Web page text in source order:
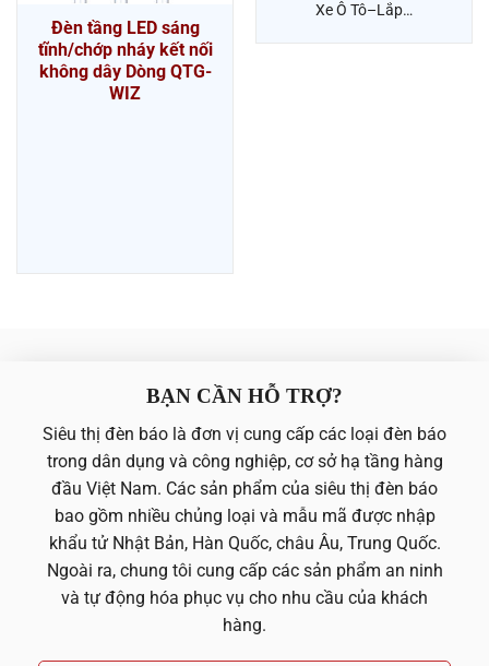
Đèn tầng LED sáng
tĩnh/chớp nháy kết nối
không dây Dòng QTG-
WIZ
Xe Ô Tô–Lắp…
BẠN CẦN HỖ TRỢ?
Siêu thị đèn báo là đơn vị cung cấp các loại đèn báo
trong dân dụng và công nghiệp, cơ sở hạ tầng hàng
đầu Việt Nam. Các sản phẩm của siêu thị đèn báo
bao gồm nhiều chủng loại và mẫu mã được nhập
khẩu tử Nhật Bản, Hàn Quốc, châu Âu, Trung Quốc.
Ngoài ra, chung tôi cung cấp các sản phẩm an ninh
và tự động hóa phục vụ cho nhu cầu của khách
hàng.